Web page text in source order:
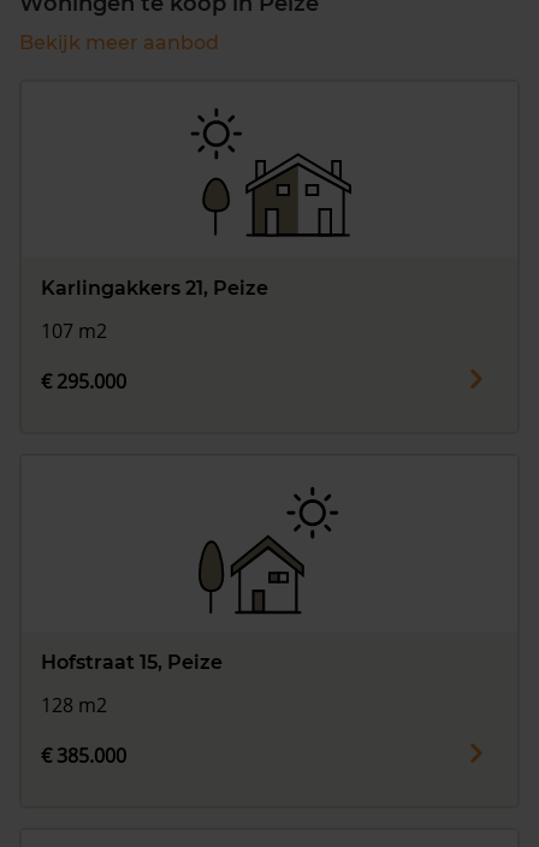
Bekijk meer aanbod
Karlingakkers 21, Peize
107 m2
€ 295.000
Hofstraat 15, Peize
128 m2
€ 385.000